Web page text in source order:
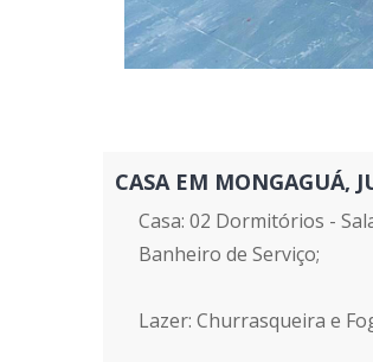
CASA EM MONGAGUÁ,
Casa: 02 Dormitórios -
Banheiro de Serviço;
Lazer: Churrasqueira e